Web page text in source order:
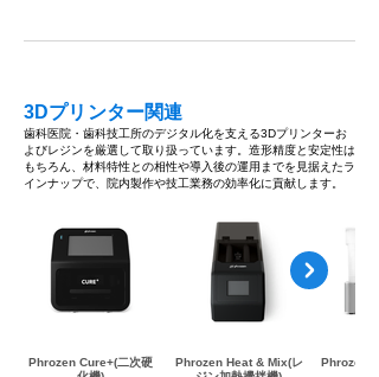
3Dプリンター関連
歯科医院・歯科技工所のデジタル化を支える3Dプリンターお
よびレジンを厳選して取り扱っています。造形精度と安定性は
もちろん、材料特性との相性や導入後の運用までを見据えたラ
インナップで、院内製作や技工業務の効率化に貢献します。
Phrozen Cure+(二次硬
Phrozen Heat & Mix(レ
Phrozen